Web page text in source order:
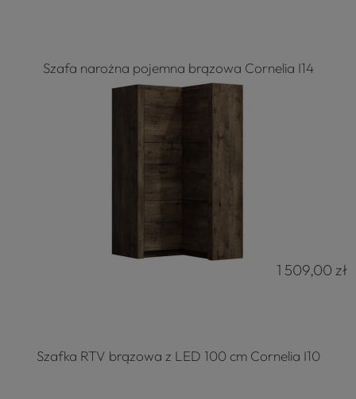
Szafa narożna pojemna brązowa Cornelia I14
1 509,00 zł
Szafka RTV brązowa z LED 100 cm Cornelia I10